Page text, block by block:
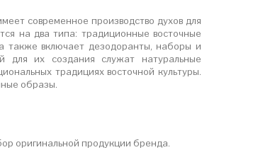
современное производство духов для
на два типа: традиционные восточные
также включает дезодоранты, наборы и
для их создания служат натуральные
традициях восточной культуры.
образы.
оригинальной продукции бренда.